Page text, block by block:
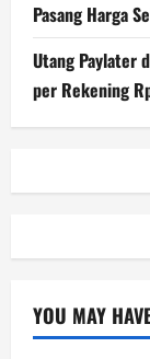
Pasang Harga
Utang Paylater
per Rekening
YOU MAY